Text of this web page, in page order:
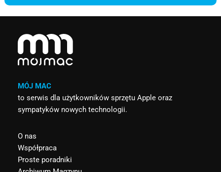
MÓJ MAC
to serwis dla użytkowników sprzętu Apple oraz
sympatyków nowych technologii.
O nas
Współpraca
Proste poradniki